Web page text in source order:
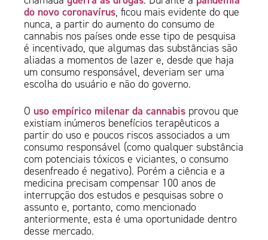
do novo coronavírus, ficou mais evidente do que
nunca, a partir do aumento do consumo de
cannabis nos países onde esse tipo de pesquisa
é incentivado, que algumas das substâncias são
aliadas a momentos de lazer e, desde que haja
um consumo responsável, deveriam ser uma
escolha do usuário e não do governo.
O uso empírico milenar da cannabis provou que
existiam inúmeros benefícios terapêuticos a
partir do uso e poucos riscos associados a um
consumo responsável (como qualquer substância
com potenciais tóxicos e viciantes, o consumo
desenfreado é negativo). Porém a ciência e a
medicina precisam compensar 100 anos de
interrupção dos estudos e pesquisas sobre o
assunto e, portanto, como mencionado
anteriormente, esta é uma oportunidade dentro
desse mercado.